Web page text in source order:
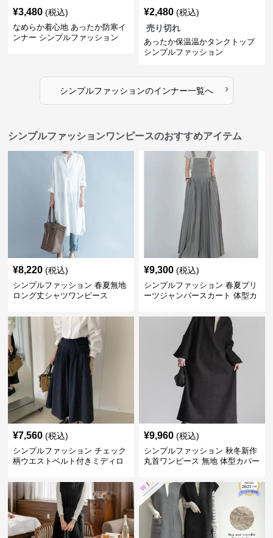
¥3,480 (税込)
なめらか着心地 あったか防寒イ
ンナー シンプルファッション
¥2,480 (税込)
売り切れ
あったか保温温かタンクトップ
シンプルファッション
シンプルファッションのインナー一覧へ ›
シンプルファッションワンピースのおすすめアイテム
¥8,220 (税込)
シンプルファッション 春夏無地
ロング丈シャツワンピース
¥9,300 (税込)
シンプルファッション 春夏プリ
ーツジャンパースカート 体型カ
¥7,560 (税込)
シンプルファッション チェック
柄ウエストベルト付きミディロ
¥9,960 (税込)
シンプルファッション 秋冬新作
丸首ワンピース 無地 体型カバー